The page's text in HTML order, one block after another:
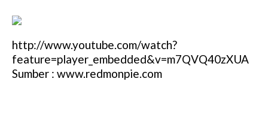
http://www.youtube.com/watch?
feature=player_embedded&v=m7QVQ40zXUA
Sumber : www.redmonpie.com